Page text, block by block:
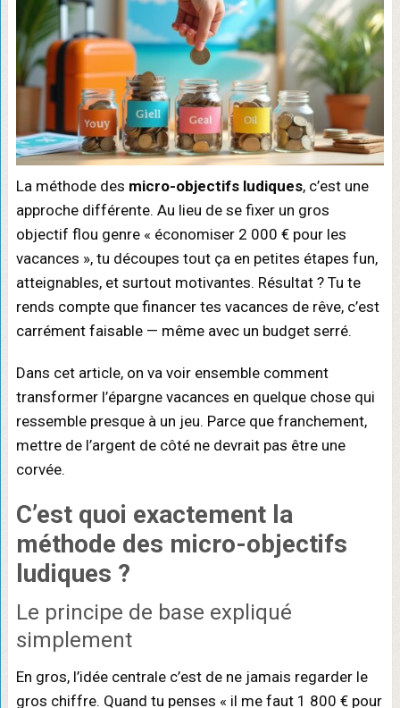
La méthode des micro-objectifs ludiques, c’est une
approche différente. Au lieu de se fixer un gros
objectif flou genre « économiser 2 000 € pour les
vacances », tu découpes tout ça en petites étapes fun,
atteignables, et surtout motivantes. Résultat ? Tu te
rends compte que financer tes vacances de rêve, c’est
carrément faisable — même avec un budget serré.
Dans cet article, on va voir ensemble comment
transformer l’épargne vacances en quelque chose qui
ressemble presque à un jeu. Parce que franchement,
mettre de l’argent de côté ne devrait pas être une
corvée.
C’est quoi exactement la
méthode des micro-objectifs
ludiques ?
Le principe de base expliqué
simplement
En gros, l’idée centrale c’est de ne jamais regarder le
gros chiffre. Quand tu penses « il me faut 1 800 € pour